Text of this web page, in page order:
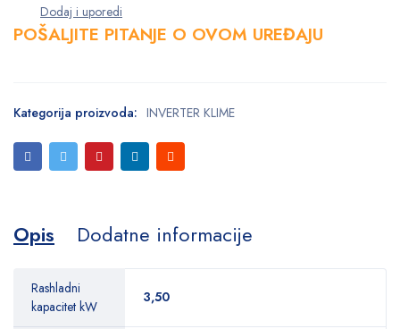
POŠALJITE PITANJE O OVOM UREĐAJU
Kategorija proizvoda: INVERTER KLIME
Opis Dodatne informacije
Rashladni
kapacitet kW
3,50